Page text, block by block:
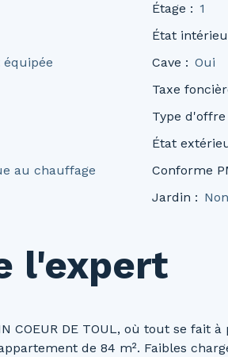
Étage : 1
État
équipée Cave : Oui
Taxe
Type d'offre
État
au chauffage Conforme
Jardin : Non
l'expert
COEUR DE TOUL, où tout se fait
de 84 m². Faibles